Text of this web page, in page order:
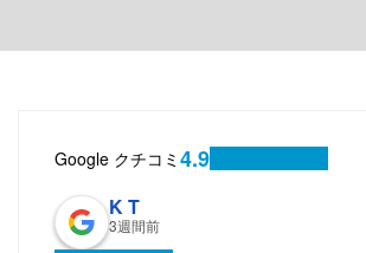
Google クチコミ 4.9
K T
3週間前